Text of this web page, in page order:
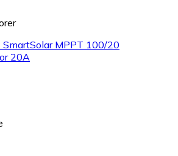
MPPT 100/20
20A